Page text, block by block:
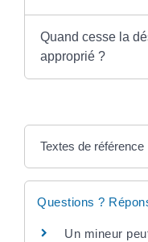
Quand cesse la
approprié ?
Textes de référence
Questions ?
Un mineur